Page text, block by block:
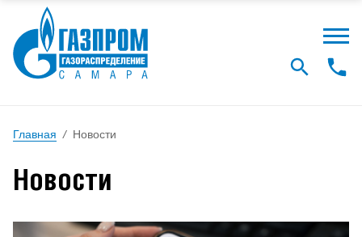
Главная / Новости
Новости